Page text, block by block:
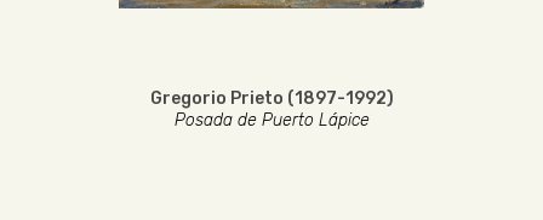
Gregorio Prieto (1897-1992)
Posada de Puerto Lápice